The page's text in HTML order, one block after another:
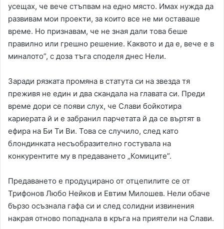
усещах, че вече стъпвам на едно място. Имах нужда да
развивам мои проекти, за които все не ми оставаше
време. Но признавам, че не зная дали това беше
правилно или грешно решение. Каквото и да е, вече е в
миналото”, с доза тъга споделя днес Нели.
Заради рязката промяна в статута си на звезда тя
преживя не един и два скандала на главата си. Преди
време дори се появи слух, че Слави бойкотира
кариерата й и е забранил парчетата й да се въртят в
ефира на Би Ти Ви. Това се случило, след като
блондинката несъобразително гостувала на
конкурентите му в предаването „Комиците”.
Предаването е продуцирано от отцепилите се от
Трифонов Любо Нейков и Евтим Милошев. Нели обаче
бързо осъзнала гафа си и след солидни извинения
накрая отново попаднала в кръга на приятели на Слави.